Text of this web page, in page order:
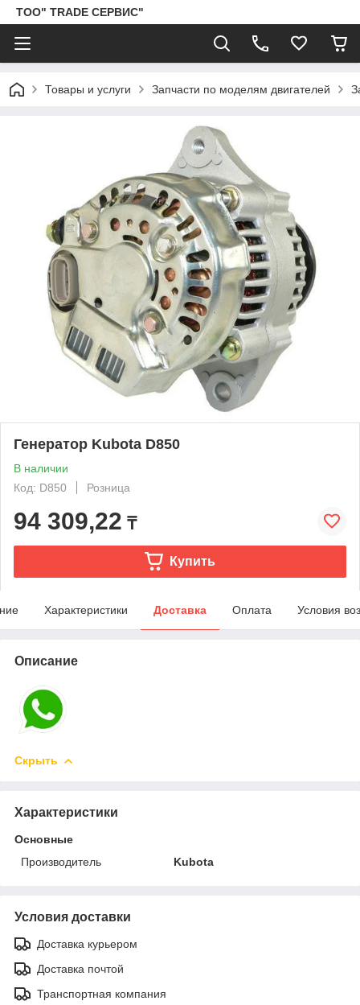
ТОО" TRADE СЕРВИС"
Товары и услуги Запчасти по моделям двигателей
Генератор Kubota D850
В наличии
Код: D850
Розница
94 309,22 ₸
Купить
Характеристики Доставка Оплата Условия
Описание
Скрыть
Характеристики
Основные
Производитель
Kubota
Условия доставки
Доставка курьером
Доставка почтой
Транспортная компания